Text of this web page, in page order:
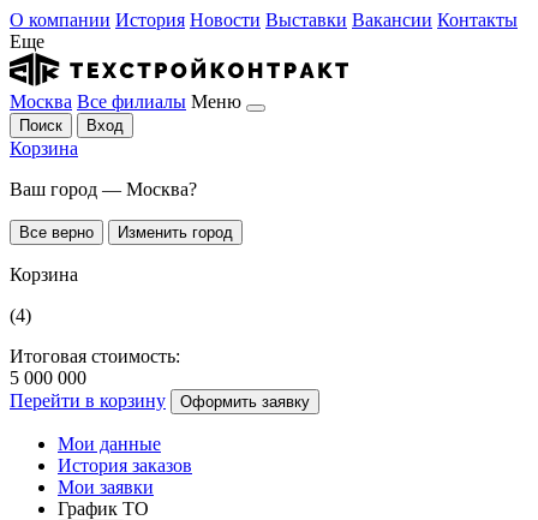
О компании История Новости Выставки Вакансии Контакты
Еще
Москва Все филиалы Меню
Поиск Вход
Корзина
Ваш город — Москва?
Все верно Изменить город
Корзина
(4)
Итоговая стоимость:
5 000 000
Перейти в корзину
Оформить заявку
Мои данные
История заказов
Мои заявки
График ТО